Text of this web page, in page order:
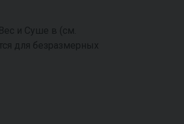
и Суше в (см.
для безразмерных